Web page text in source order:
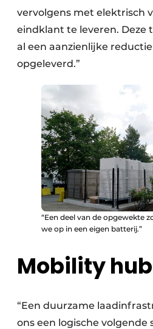
vervolgens met elektrisch
eindklant te leveren. Deze
al een aanzienlijke reductie
opgeleverd.”
“Een deel van de opgewekte
we op in een eigen batterij.”
Mobility hub
“Een duurzame
ons een logische volgende